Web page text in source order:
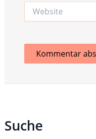
Website
Suche